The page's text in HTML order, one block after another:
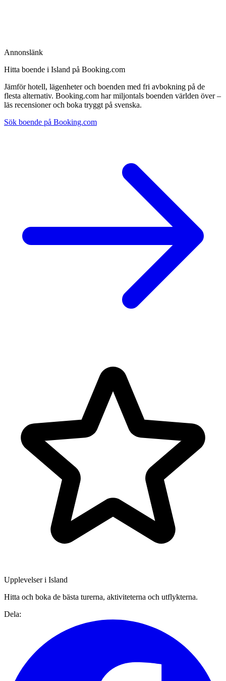
Annonslänk
Hitta boende i Island på Booking.com
Jämför hotell, lägenheter och boenden med fri avbokning på de
flesta alternativ. Booking.com har miljontals boenden världen över –
läs recensioner och boka tryggt på svenska.
Sök boende på Booking.com
Upplevelser i Island
Hitta och boka de bästa turerna, aktiviteterna och utflykterna.
Dela: